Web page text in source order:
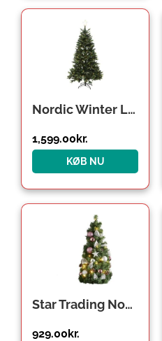
Nordic Winter Lifa kunstigt juletræ med lys, 180 x 122 cm
1,599.00kr.
KØB NU
Star Trading Noel kunstigt juletræ med lys
929.00kr.